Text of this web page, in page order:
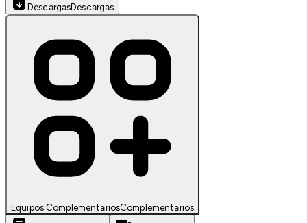
DescargasDescargas
Equipos ComplementariosComplementarios